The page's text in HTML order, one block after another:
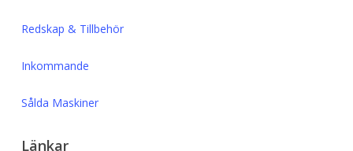
Redskap & Tillbehör
Inkommande
Sålda Maskiner
Länkar